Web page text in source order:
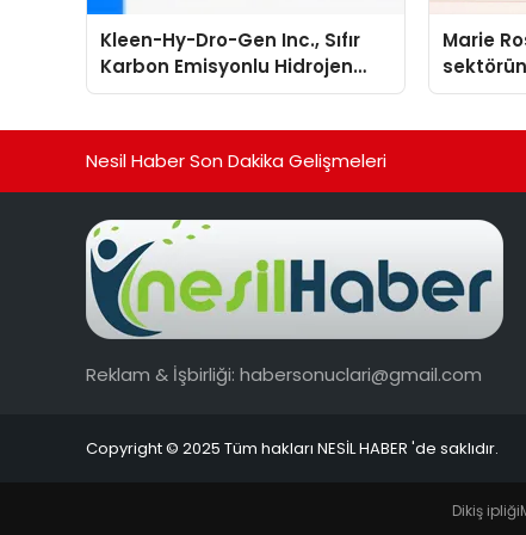
Kleen-Hy-Dro-Gen Inc., Sıfır
Karbon Emisyonlu Hidrojen
Isıtma Teknolojisinde ISO ve
Marie
Nesil Haber Son Dakika Gelişmeleri
Reklam & İşbirliği: habersonuclari@gmail.com
Copyright © 2025 Tüm hakları NESİL HABER 'de saklıdır.
Dikiş ipliği